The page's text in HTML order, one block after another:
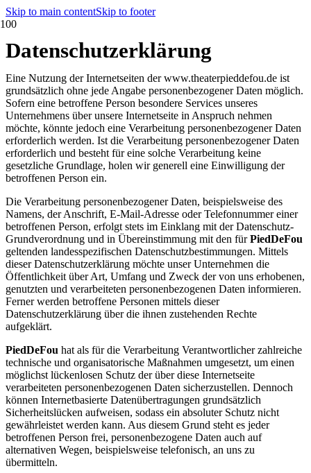
Skip to main contentSkip to footer
Datenschutzerklärung
Eine Nutzung der Internetseiten der www.theaterpieddefou.de ist
grundsätzlich ohne jede Angabe personenbezogener Daten möglich.
Sofern eine betroffene Person besondere Services unseres
Unternehmens über unsere Internetseite in Anspruch nehmen
möchte, könnte jedoch eine Verarbeitung personenbezogener Daten
erforderlich werden. Ist die Verarbeitung personenbezogener Daten
erforderlich und besteht für eine solche Verarbeitung keine
gesetzliche Grundlage, holen wir generell eine Einwilligung der
betroffenen Person ein.
Die Verarbeitung personenbezogener Daten, beispielsweise des
Namens, der Anschrift, E-Mail-Adresse oder Telefonnummer einer
betroffenen Person, erfolgt stets im Einklang mit der Datenschutz-
Grundverordnung und in Übereinstimmung mit den fürPiedDeFou
geltenden landesspezifischen Datenschutzbestimmungen. Mittels
dieser Datenschutzerklärung möchte unser Unternehmen die
Öffentlichkeit über Art, Umfang und Zweck der von uns erhobenen,
genutzten und verarbeiteten personenbezogenen Daten informieren.
Ferner werden betroffene Personen mittels dieser
Datenschutzerklärung über die ihnen zustehenden Rechte
aufgeklärt.
PiedDeFou hat als für die Verarbeitung Verantwortlicher zahlreiche
technische und organisatorische Maßnahmen umgesetzt, um einen
möglichst lückenlosen Schutz der über diese Internetseite
verarbeiteten personenbezogenen Daten sicherzustellen. Dennoch
können Internetbasierte Datenübertragungen grundsätzlich
Sicherheitslücken aufweisen, sodass ein absoluter Schutz nicht
gewährleistet werden kann. Aus diesem Grund steht es jeder
betroffenen Person frei, personenbezogene Daten auch auf
alternativen Wegen, beispielsweise telefonisch, an uns zu
übermitteln.